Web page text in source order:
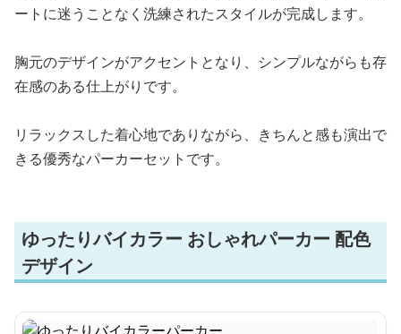
ートに迷うことなく洗練されたスタイルが完成します。
胸元のデザインがアクセントとなり、シンプルながらも存
在感のある仕上がりです。
リラックスした着心地でありながら、きちんと感も演出で
きる優秀なパーカーセットです。
ゆったりバイカラー おしゃれパーカー 配色
デザイン